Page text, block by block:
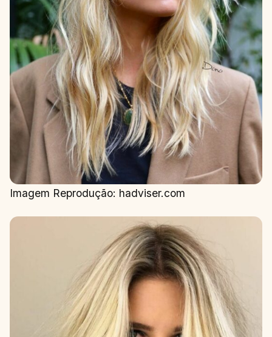
Imagem Reprodução: hadviser.com